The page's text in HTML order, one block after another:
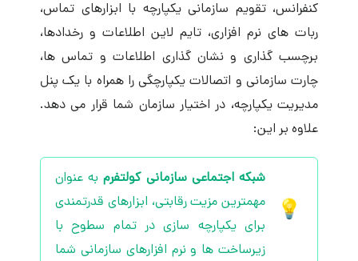
کنفرانس، تقویم سازمانی یکپارچه با ابزارهای تماس،
ربات های نرم افزاری، تایم لاین اطلاعات و رخدادها،
برچسب گذاری و نشان گذاری اطلاعات و تماس ها،
چارت سازمانی و اتصالات یکپارچگی را همراه با یک پنل
مدیریت یکپارچه، در اختیار سازمان شما قرار می دهد.
علاوه بر این:
شبکه اجتماعی سازمانی کولتفرم به عنوان
مهمترین مزیت رقابتی، ابزارهای قدرتمندی
برای یکپارچه سازی در تمام سطوح با
زیرساخت ها و نرم افزارهای سازمانی شما